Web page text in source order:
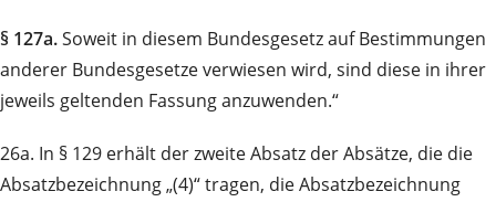
§ 127a.Soweit in diesem Bundesgesetz auf Bestimmungen
anderer Bundesgesetze verwiesen wird, sind diese in ihrer
jeweils geltenden Fassung anzuwenden.“
26a. In § 129 erhält der zweite Absatz der Absätze, die die
Absatzbezeichnung „(4)“ tragen, die Absatzbezeichnung